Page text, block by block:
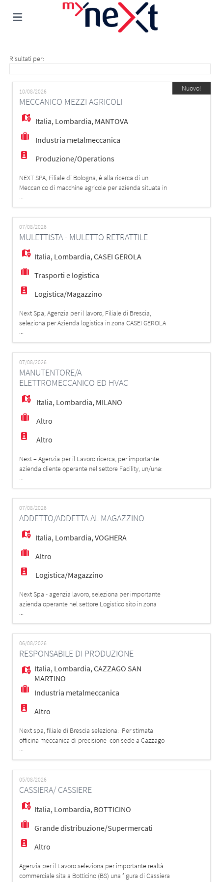
Offerte
di
lavoro
Carica
CV
Login
Lingua
EN
FR
IT
DE
ES
Risultati per:
10/08/2026
MECCANICO MEZZI AGRICOLI
Italia, Lombardia, MANTOVA
Industria metalmeccanica
Produzione/Operations
NEXT SPA, Filiale di Bologna, è alla ricerca di un
Meccanico di macchine agricole per azienda situata in
provincia di Mantova (MN). La risorsa selezionata si
occuperà di: - Attività di montaggio, manutenzione e
riparazione sui macchinari; - Collaborazione con il team
per garantire elevati standard di qualità e sicurezza sul
lavoro; - Capaci
...
Nuovo!
07/08/2026
MULETTISTA - MULETTO RETRATTILE
Italia, Lombardia,CASEI GEROLA
Trasporti e logistica
Logistica/Magazzino
Next Spa, Agenzia per il lavoro, Filiale di Brescia,
seleziona per Azienda logistica in zona CASEI GEROLA
(PV) per un picco di lavoro di 2 mesi MAGAZZINIERE
MULETTISTA MANSIONI: - carico/scarico - picking -
movimentazione merci con commissionatore verticale
REQUISITI: - Patentino del muletto - Uso pratico di
muletto, carrello retrattil
...
07/08/2026
MANUTENTORE/A
ELETTROMECCANICO ED HVAC
Italia, Lombardia, MILANO
Altro
Altro
Next – Agenzia per il Lavoro ricerca, per importante
azienda cliente operante nel settore Facility, un/una:
Manutentore/a elettromeccanico/a ed HVAC La risorsa,
verrà inserita in presidio presso azienda cliente.
Mansioni - Eseguire attività di manutenzione ordinaria e
di primo intervento sugli impianti meccanici ed elettrici.
- Garantire il
...
07/08/2026
ADDETTO/ADDETTA AL MAGAZZINO
Italia, Lombardia,VOGHERA
Altro
Logistica/Magazzino
Next Spa - agenzia lavoro, seleziona per importante
azienda operante nel settore Logistico sito in zona
Voghera la figura di: ADDETTO/ADDETTA AL MAGAZZINO
La risorsa verrà inserita all'interno del reparto
ricevimento merci e si occuperà di: - Ricezione e
controllo della merce in entrata; - Verifica della
conformità dei colli e della documen
...
06/08/2026
RESPONSABILE DI PRODUZIONE
Italia, Lombardia,CAZZAGO SAN
MARTINO
Industria metalmeccanica
Altro
Next spa, filiale di Brescia seleziona: Per stimata
officina meccanica di precisione con sede a Cazzago
San Martino (BS), UN/UNA Responsabile di
Produzione. Il Ruolo e il Contesto Organizzativo La
risorsa inserita agirà come figura chiave e punto di
contatto tra l'officina produttiva, l'amministrazione e la
Direzione aziendale. Lavorerà in
...
05/08/2026
CASSIERA/ CASSIERE
Italia, Lombardia, BOTTICINO
Grande distribuzione/Supermercati
Altro
Agenzia per il Lavoro seleziona per importante realtà
commerciale sita a Botticino (BS) una figura di Cassiera